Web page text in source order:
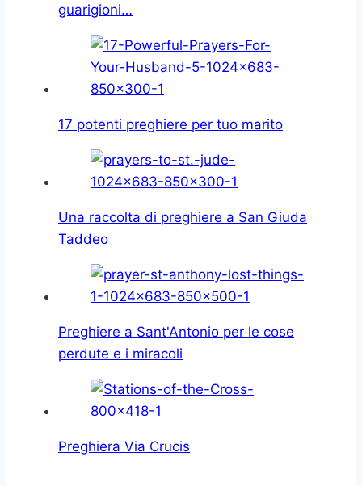
guarigioni…
17 potenti preghiere per tuo marito
Una raccolta di preghiere a San Giuda
Taddeo
Preghiere a Sant'Antonio per le cose
perdute e i miracoli
Preghiera Via Crucis